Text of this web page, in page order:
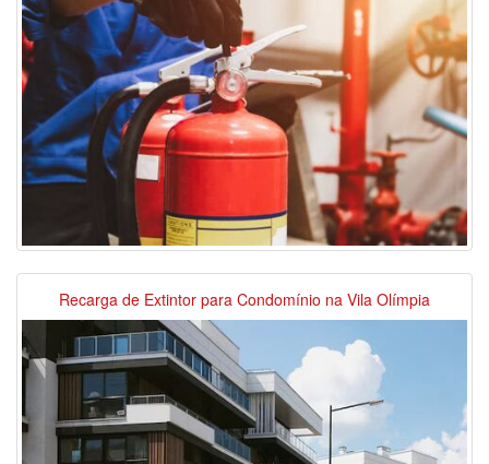
Recarga de Extintor para Condomínio na Vila Olímpia